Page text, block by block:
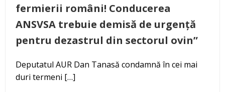
fermierii români! Conducerea
ANSVSA trebuie demisă de urgență
pentru dezastrul din sectorul ovin”
Deputatul AUR Dan Tanasă condamnă în cei mai
duri termeni […]